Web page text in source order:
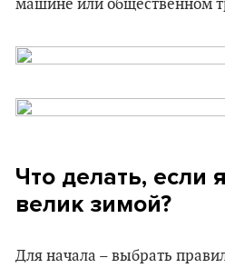
машине или общественном
Что делать, если
велик зимой?
Для начала – выбрать